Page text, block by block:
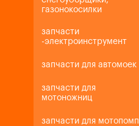
газонокосилки
запчасти
-электроинструмент
запчасти для автомоек
запчасти для
мотоножниц
запчасти для мотопомп